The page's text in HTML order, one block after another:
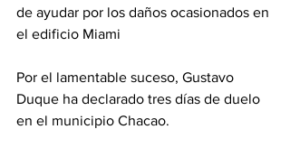
de ayudar por los daños ocasionados en
el edificio Miami
Por el lamentable suceso, Gustavo
Duque ha declarado tres días de duelo
en el municipio Chacao.